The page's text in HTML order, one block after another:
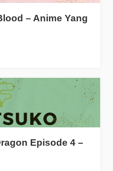
– Anime Yang
Episode 4 –